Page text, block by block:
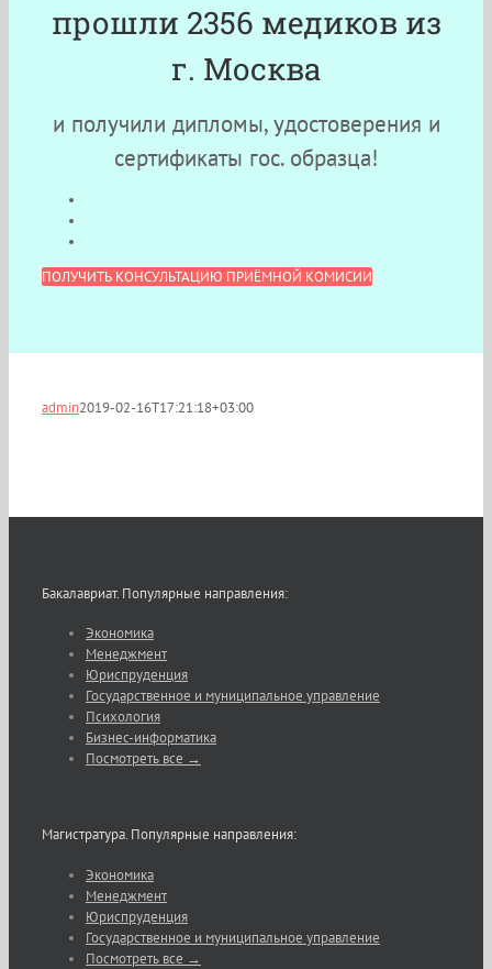
прошли 2356 медиков из
г. Москва
и получили дипломы, удостоверения и
сертификаты гос. образца!
ПОЛУЧИТЬ КОНСУЛЬТАЦИЮ ПРИЁМНОЙ КОМИСИИ
admin2019-02-16T17:21:18+03:00
Бакалавриат. Популярные направления:
Экономика
Менеджмент
Юриспруденция
Государственное и муниципальное управление
Психология
Бизнес-информатика
Посмотреть все →
Магистратура. Популярные направления:
Экономика
Менеджмент
Юриспруденция
Государственное и муниципальное управление
Посмотреть все →